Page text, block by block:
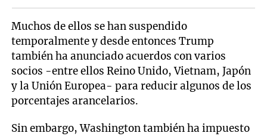
Muchos de ellos se han suspendido
temporalmente y desde entonces Trump
también ha anunciado acuerdos con varios
socios -entre ellos Reino Unido, Vietnam, Japón
y la Unión Europea- para reducir algunos de los
porcentajes arancelarios.
Sin embargo, Washington también ha impuesto